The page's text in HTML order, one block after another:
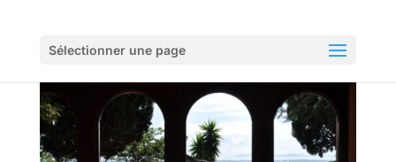
Sélectionner une page